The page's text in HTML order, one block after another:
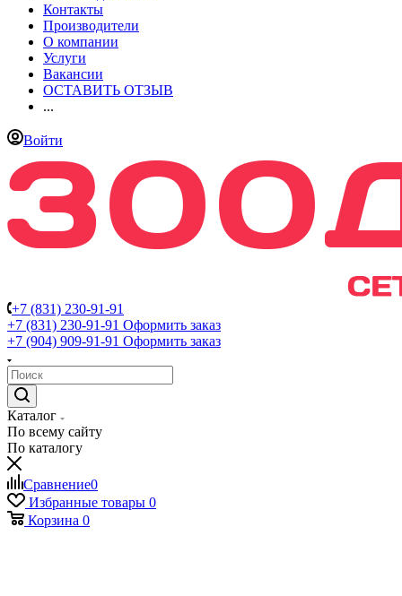
Контакты
Производители
О компании
Услуги
Вакансии
ОСТАВИТЬ ОТЗЫВ
...
Войти
+7 (831) 230-91-91
+7 (831) 230-91-91 Оформить заказ
+7 (904) 909-91-91 Оформить заказ
Каталог
По всему сайту
По каталогу
Сравнение0
Избранные товары 0
Корзина 0